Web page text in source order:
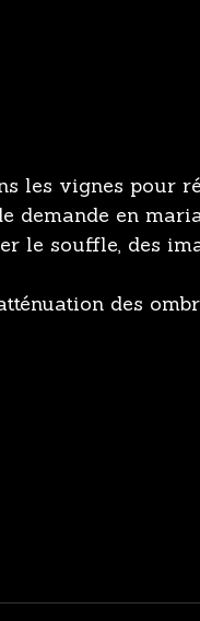
les vignes pour
demande en
le souffle, des
des